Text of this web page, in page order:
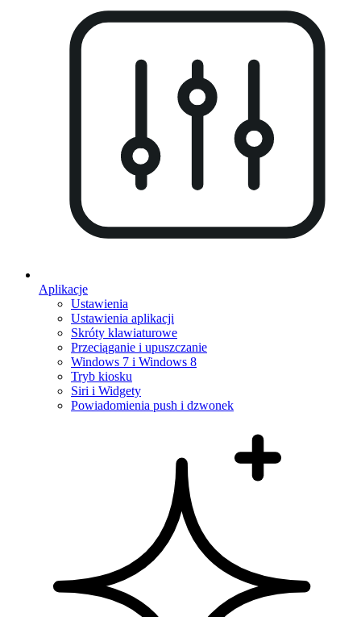
Aplikacje
Ustawienia
Ustawienia aplikacji
Skróty klawiaturowe
Przeciąganie i upuszczanie
Windows 7 i Windows 8
Tryb kiosku
Siri i Widgety
Powiadomienia push i dzwonek